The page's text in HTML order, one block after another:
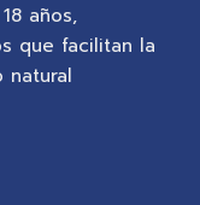
años,
que facilitan la
natural